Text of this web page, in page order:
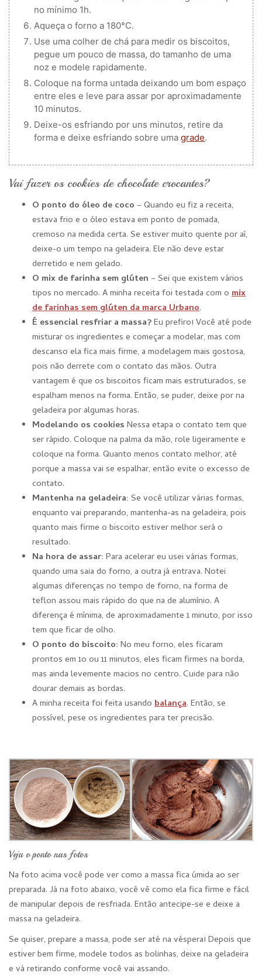
no mínimo 1h.
Aqueça o forno a 180°C.
Use uma colher de chá para medir os biscoitos,
pegue um pouco de massa, do tamanho de uma
noz e modele rapidamente.
Coloque na forma untada deixando um bom espaço
entre eles e leve para assar por aproximadamente
10 minutos.
Deixe-os esfriando por uns minutos, retire da
forma e deixe esfriando sobre umagrade.
Vai fazer os cookies de chocolate crocantes?
O ponto do óleo de coco – Quando eu fiz a receita,
estava frio e o óleo estava em ponto de pomada,
cremoso na medida certa. Se estiver muito quente por aí,
deixe-o um tempo na geladeira. Ele não deve estar
derretido e nem gelado.
O mix de farinha sem glúten – Sei que existem vários
tipos no mercado. A minha receita foi testada com o mix
de farinhas sem glúten da marca Urbano.
É essencial resfriar a massa?Eu prefiro! Você até pode
misturar os ingredientes e começar a modelar, mas com
descanso ela fica mais firme, a modelagem mais gostosa,
pois não derrete com o contato das mãos. Outra
vantagem é que os biscoitos ficam mais estruturados, se
espalham menos na forma. Então, se puder, deixe por na
geladeira por algumas horas.
Modelando os cookies Nessa etapa o contato tem que
ser rápido. Coloque na palma da mão, role ligeiramente e
coloque na forma. Quanto menos contato melhor, até
porque a massa vai se espalhar, então evite o excesso de
contato.
Mantenha na geladeira: Se você utilizar várias formas,
enquanto vai preparando, mantenha-as na geladeira, pois
quanto mais firme o biscoito estiver melhor será o
resultado.
Na hora de assar: Para acelerar eu usei várias formas,
quando uma saia do forno, a outra já entrava. Notei
algumas diferenças no tempo de forno, na forma de
teflon assou mais rápido do que na de alumínio. A
diferença é mínima, de aproximadamente 1 minuto, por isso
tem que ficar de olho.
O ponto do biscoito: No meu forno, eles ficaram
prontos em 1o ou 11 minutos, eles ficam firmes na borda,
mas ainda levemente macios no centro. Cuide para não
dourar demais as bordas.
A minha receita foi feita usando balança. Então, se
possível, pese os ingredientes para ter precisão.
Veja o ponto nas fotos
Na foto acima você pode ver como a massa fica úmida ao ser
preparada. Já na foto abaixo, você vê como ela fica firme e fácil
de manipular depois de resfriada. Então antecipe-se e deixe a
massa na geladeira.
Se quiser, prepare a massa, pode ser até na véspera! Depois que
estiver bem firme, modele todos as bolinhas, deixe na geladeira
e vá retirando conforme você vai assando.